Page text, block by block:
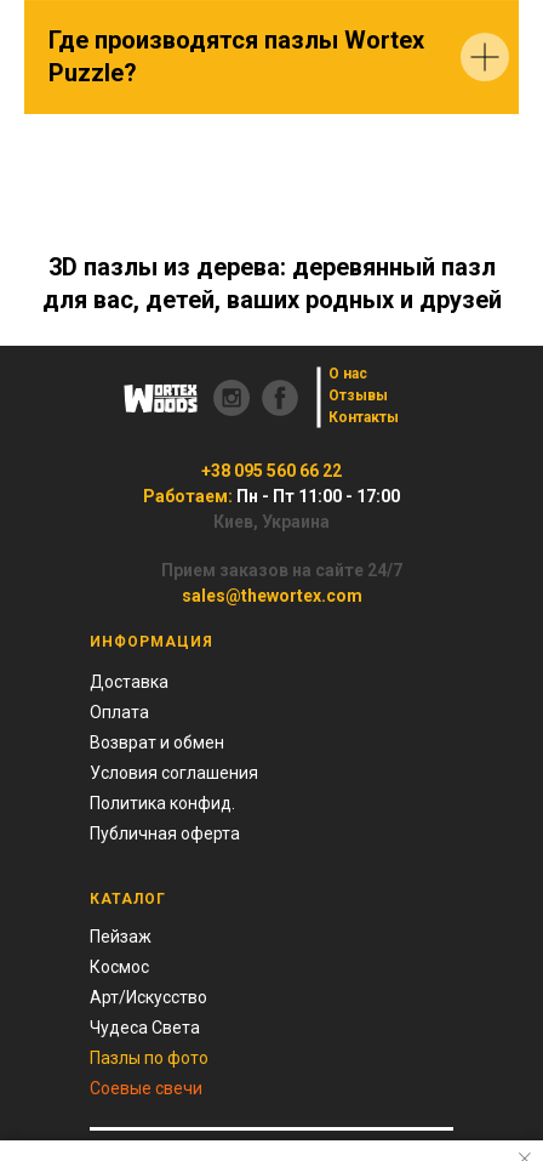
Где производятся пазлы Wortex
Puzzle?
3D пазлы из дерева: деревянный пазл
для вас, детей, ваших родных и друзей
ИНФОРМАЦИЯ
Доставка
Оплата
Возврат и обмен
Условия соглашения
Политика конфид.
Публичная оферта
КАТАЛОГ
Пейзаж
Космос
Арт/Искусство
Чудеса Света
Пазлы по фото
Соевые свечи
+38 095 560 66 22
Работаем: Пн - Пт 11:00 - 17:00
Киев, Украина
Прием заказов на сайте 24/7
sales@thewortex.com
О нас
Отзывы
Контакты